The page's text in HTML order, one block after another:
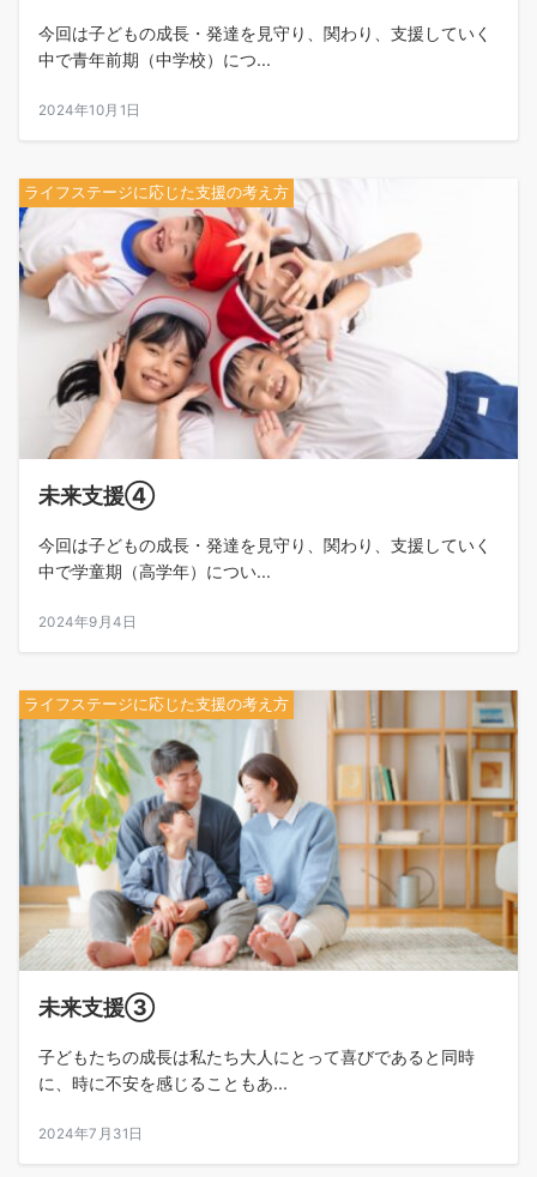
今回は子どもの成長・発達を見守り、関わり、支援していく
中で青年前期（中学校）につ...
2024年10月1日
ライフステージに応じた支援の考え方
未来支援④
今回は子どもの成長・発達を見守り、関わり、支援していく
中で学童期（高学年）につい...
2024年9月4日
ライフステージに応じた支援の考え方
未来支援③
子どもたちの成長は私たち大人にとって喜びであると同時
に、時に不安を感じることもあ...
2024年7月31日